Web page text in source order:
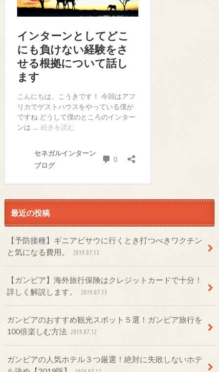
最近の投稿
【予防接種】ギニアビサウに行くとき打つべきワクチン
と気になる費用。
2019.07.13
【ガンビア】海外旅行保険はクレジットカードで十分！
詳しく解説します。
2019.07.13
ガンビアのおすすめ観光スポット５選！ガンビア旅行を
100倍楽しむ方法 2019.07.12
ガンビアの人気ホテル３つ厳選！絶対に失敗しないホテ